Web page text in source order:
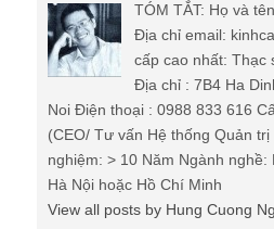
TÓM TẮT: Họ và
Địa chỉ email:
cấp cao nhất: Thạc
Địa chỉ : 7B4 Ha
Noi Điện thoại : 0988 833 616
(CEO/ Tư vấn Hệ thống Quản
nghiệm: > 10 Năm Ngành
Hà Nội hoặc Hồ Chí Minh
View all posts by Hung Cuong